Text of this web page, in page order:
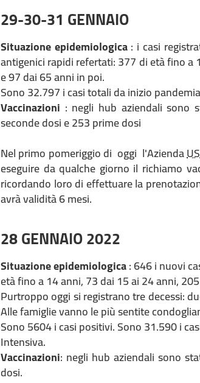
29-30-31 GENNAIO
Situazione epidemiologica: i casi
antigenici rapidi refertati: 377 di età fino a
e 97 dai 65 anni in poi.
Sono 32.797 i casi totali da inizio
Vaccinazioni : negli hub aziendali sono
seconde dosi e 253 prime dosi
Nel primo pomeriggio di oggi l'Azienda
eseguire da qualche giorno il richiamo
ricordando loro di effettuare la
avrà validità 6 mesi.
28 GENNAIO 2022
Situazione epidemiologica: 646 i nuovi
età fino a 14 anni, 73 dai 15 ai 24 anni,
Purtroppo oggi si registrano tre decessi:
Alle famiglie vanno le più sentite
Sono 5604 i casi positivi. Sono 31.590 i
Intensiva.
Vaccinazioni: negli hub aziendali sono
dosi.